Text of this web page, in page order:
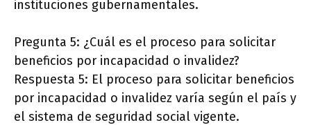
instituciones gubernamentales.
Pregunta 5: ¿Cuál es el proceso para solicitar
beneficios por incapacidad o invalidez?
Respuesta 5: El proceso para solicitar beneficios
por incapacidad o invalidez varía según el país y
el sistema de seguridad social vigente.